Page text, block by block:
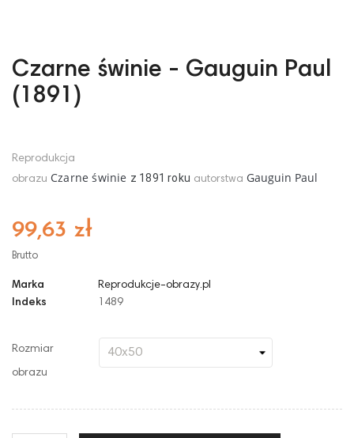
Czarne świnie - Gauguin Paul
(1891)
Reprodukcja
obrazu Czarne świnie z 1891 roku autorstwa Gauguin Paul
99,63 zł
Brutto
Marka
Reprodukcje-obrazy.pl
Indeks
1489
Rozmiar
obrazu